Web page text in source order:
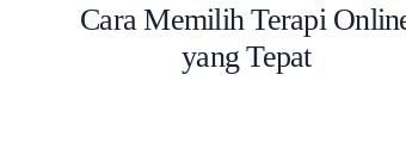
Cara Memilih Terapi
yang Tepat